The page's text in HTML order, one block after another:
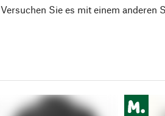
Versuchen Sie es mit einem anderen